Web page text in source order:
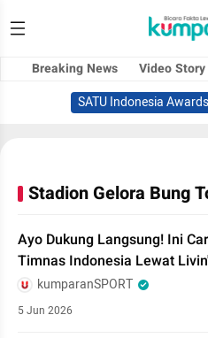
Breaking News Video Story
SATU Indonesia Awards
Stadion Gelora Bung
Ayo Dukung Langsung! Ini
Timnas Indonesia Lewat
kumparanSPORT
5 Jun 2026